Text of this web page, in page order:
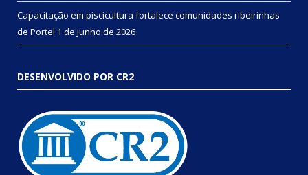
Capacitação em piscicultura fortalece comunidades ribeirinhas
de Portel 1 de junho de 2026
DESENVOLVIDO POR CR2